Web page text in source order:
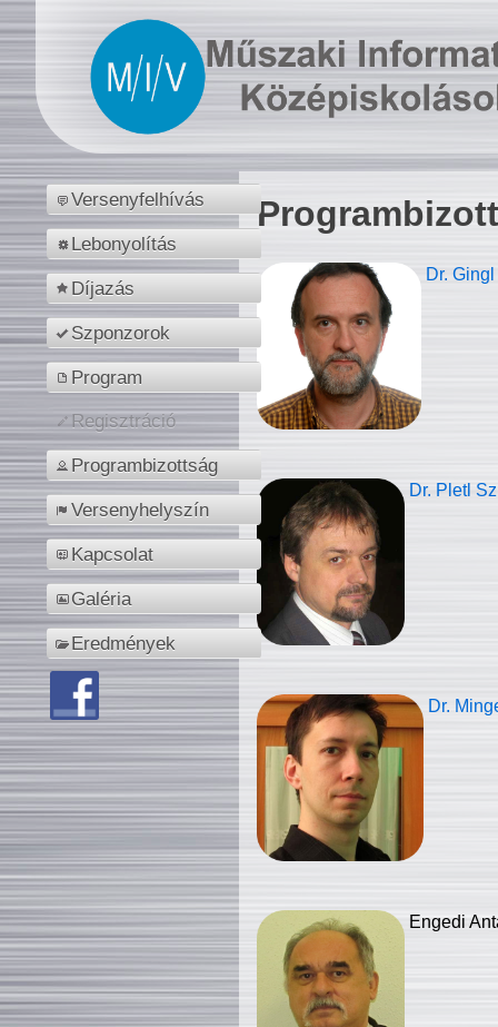
Versenyfelhívás
Lebonyolítás
Díjazás
Szponzorok
Program
Regisztráció
Programbizottság
Versenyhelyszín
Kapcsolat
Galéria
Eredmények
Dr.
Dr. Pletl
Dr.
Engedi